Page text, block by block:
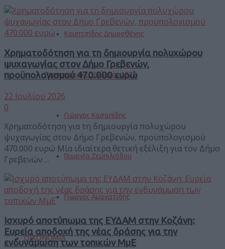
Κουπτσίδης Δημοσθένης
Περιφερειακές Εκλογές 2023
Γιώργος Κασαπίδης
Γεωργία Ζεμπιλιάδου
Γιώργος Αμανατίδης
ΟΙΚΟΝΟΜΙΑ
Χρηματοδότηση για τη δημιουργία πολυχώρου
ψυχαγωγίας στον Δήμο Γρεβενών,
προϋπολογισμού 470.000 ευρώ
22 Ιουλίου 2026
0
Χρηματοδότηση για τη δημιουργία πολυχώρου
ψυχαγωγίας στον Δήμο Γρεβενών, προϋπολογισμού
470.000 ευρώ Μία ιδιαίτερα θετική εξέλιξη για τον Δήμο
Γρεβενών ...
Ισχυρό αποτύπωμα της ΕΥΔΑΜ στην Κοζάνη:
Ευρεία αποδοχή της νέας δράσης για την
ενδυνάμωση των τοπικών ΜμΕ